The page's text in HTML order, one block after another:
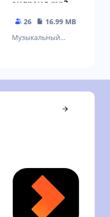
андроид mp3
музыки
26
16.99 MB
Музыкальный